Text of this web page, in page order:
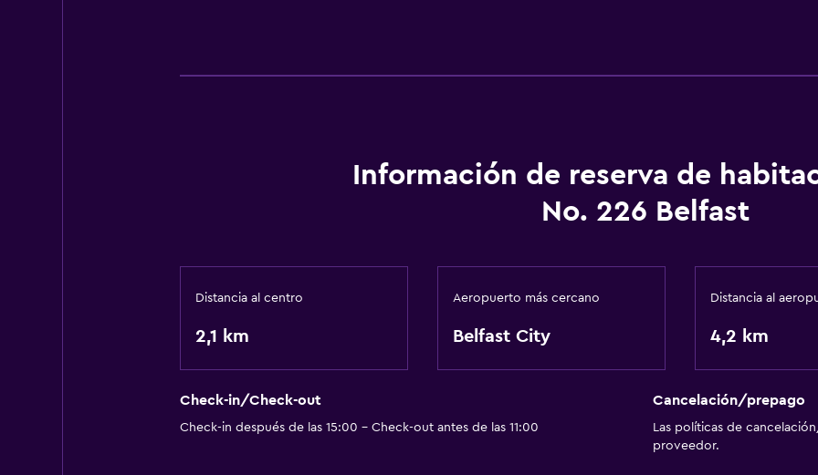
Información de reserva de
No. 226 Belfast
Distancia al centro
2,1 km
Aeropuerto más cercano
Belfast City
Distancia al
4,2 km
Check-in/Check-out
Check-in después de las 15:00 - Check-out antes de las 11:00
Cancelación/prepago
Las políticas de
proveedor.